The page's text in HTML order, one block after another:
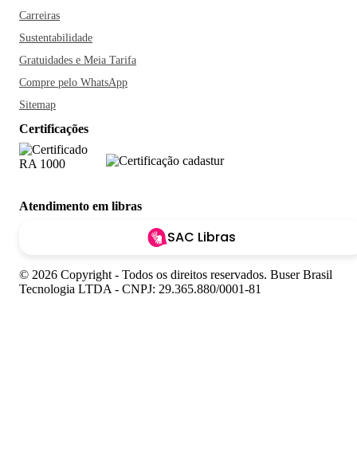
Carreiras
Sustentabilidade
Gratuidades e Meia Tarifa
Compre pelo WhatsApp
Sitemap
Certificações
Atendimento em libras
SAC Libras
© 2026 Copyright - Todos os direitos reservados. Buser Brasil
Tecnologia LTDA - CNPJ: 29.365.880/0001-81